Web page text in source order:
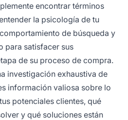
encontrar términos
la psicología de tu
de búsqueda y
para satisfacer sus
de su proceso de compra.
investigación exhaustiva de
información valiosa sobre lo
potenciales clientes, qué
y qué soluciones están